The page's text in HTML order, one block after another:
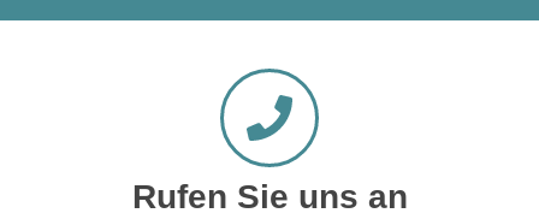
Rufen Sie uns an